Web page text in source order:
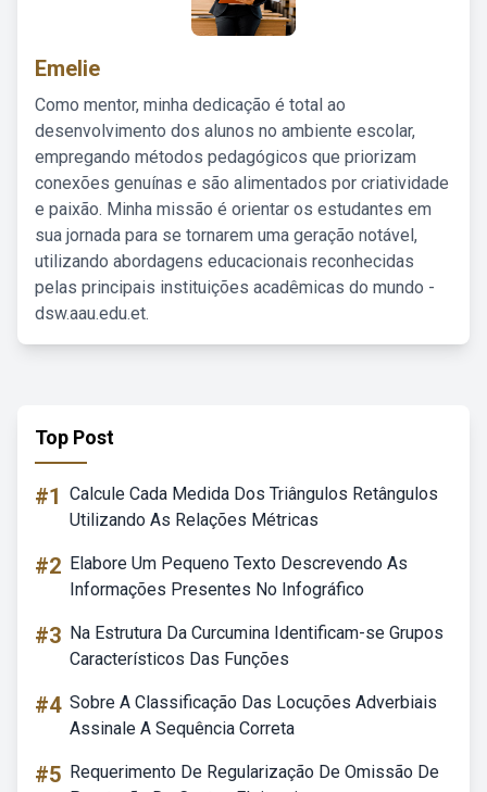
Emelie
Como mentor, minha dedicação é total ao
desenvolvimento dos alunos no ambiente escolar,
empregando métodos pedagógicos que priorizam
conexões genuínas e são alimentados por criatividade
e paixão. Minha missão é orientar os estudantes em
sua jornada para se tornarem uma geração notável,
utilizando abordagens educacionais reconhecidas
pelas principais instituições acadêmicas do mundo -
dsw.aau.edu.et.
Top Post
#1 Calcule Cada Medida Dos Triângulos Retângulos
Utilizando As Relações Métricas
#2 Elabore Um Pequeno Texto Descrevendo As
Informações Presentes No Infográfico
#3 Na Estrutura Da Curcumina Identificam-se Grupos
Característicos Das Funções
#4 Sobre A Classificação Das Locuções Adverbiais
Assinale A Sequência Correta
#5 Requerimento De Regularização De Omissão De